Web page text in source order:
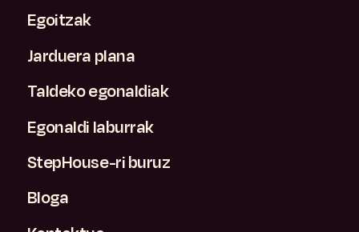
Egoitzak
Jarduera plana
Taldeko egonaldiak
Egonaldi laburrak
StepHouse-ri buruz
Bloga